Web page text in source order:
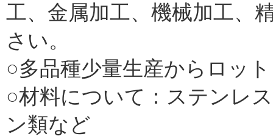
工、金属加工、機械加工、
さい。
○多品種少量生産からロッ
○材料について：ステンレ
ン類など